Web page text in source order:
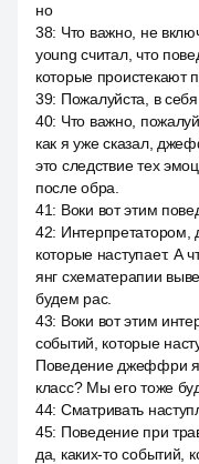
но
38: Что важно, не
young считал, что
которые проистекают
39: Пожалуйста, в
40: Что важно,
как я уже сказал,
это следствие тех
после обра.
41: Воки вот этим
42: Интерпретатором,
которые наступает. А
янг схематерапии
будем рас.
43: Воки вот этим
событий, которые
Поведение джеффри
класс? Мы его тоже
44: Сматривать
45: Поведение при
да, каких-то событий,